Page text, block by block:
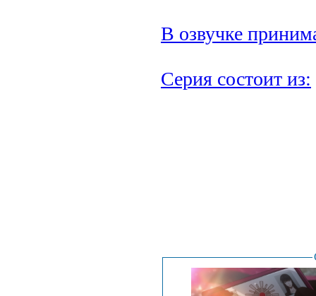
В озвучке
Серия состоит из: